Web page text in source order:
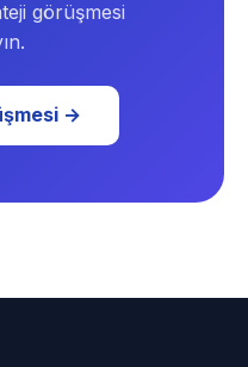
görüşmesi
→